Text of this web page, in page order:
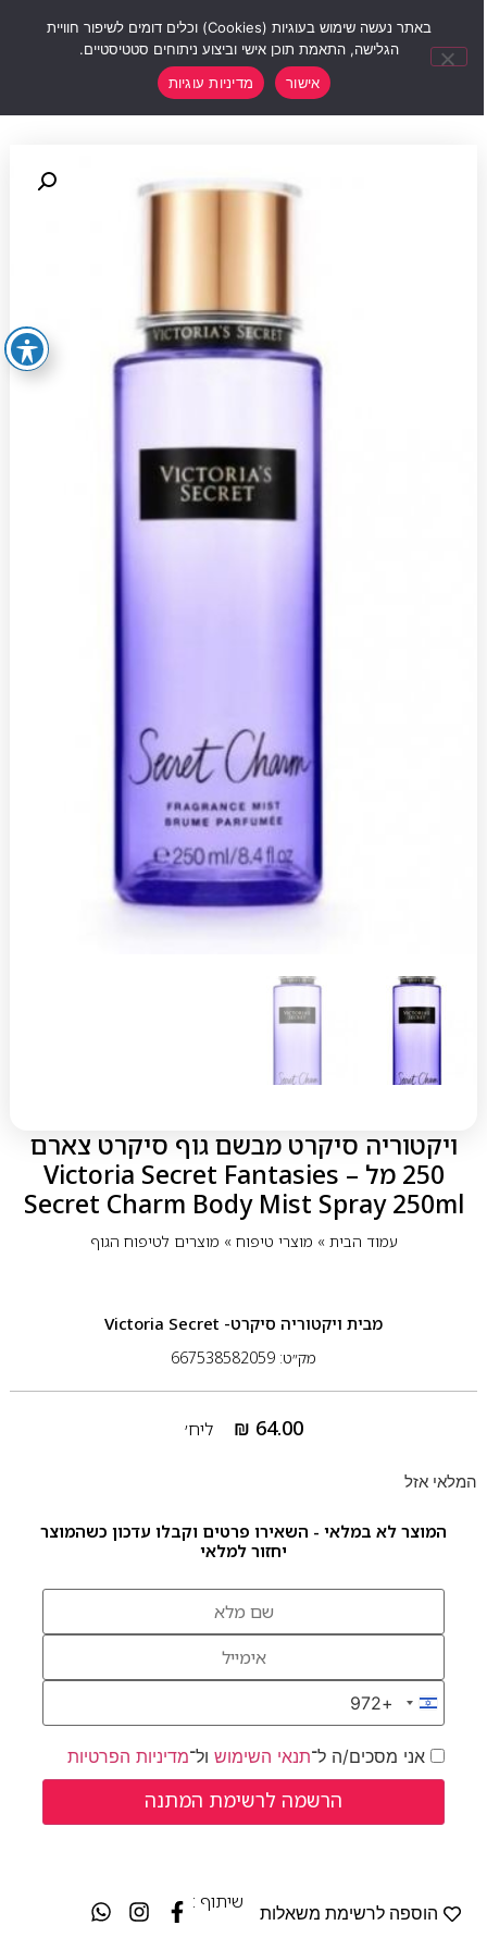
ויקטוריה סיקרט מבשם גוף סיקרט צארם
250 מל – Victoria Secret Fantasies
Secret Charm Body Mist Spray 250ml
עמוד הבית» מוצרי טיפוח» מוצרים לטיפוח הגוף
מבית ויקטוריה סיקרט- Victoria Secret
מק״ט: 667538582059
₪ 64.00 ליח׳
המלאי אזל
המוצר לא במלאי - השאירו פרטים וקבלו עדכון כשהמוצר
יחזור למלאי
Israel +972
+972
אני מסכים/ה ל־תנאי השימושול־מדיניות הפרטיות
הוספה לרשימת משאלות
שיתוף :
באתר נעשה שימוש בעוגיות (Cookies) וכלים דומים לשיפור חוויית
הגלישה, התאמת תוכן אישי וביצוע ניתוחים סטטיסטיים.
אישור
מדיניות עוגיות